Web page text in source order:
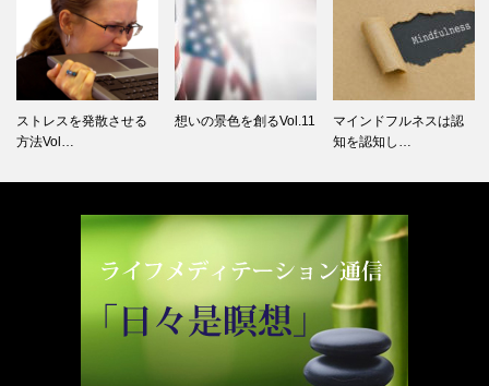
ストレスを発散させる
方法Vol…
想いの景色を創るVol.11
マインドフルネスは認
知を認知し…